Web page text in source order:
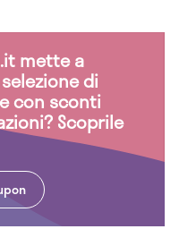
mette a
di
con sconti
Scoprile